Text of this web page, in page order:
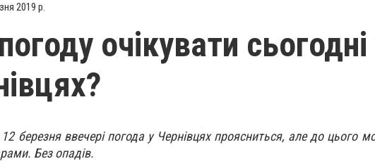
2019 р.
очікувати
12 березня ввечері погода у Чернівцях проясниться, але до цього
Без опадів.